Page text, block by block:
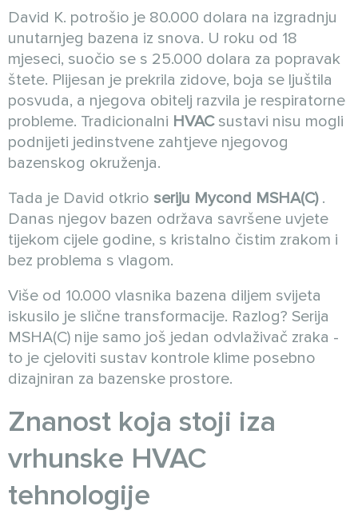
David K. potrošio je 80.000 dolara na izgradnju
unutarnjeg bazena iz snova. U roku od 18
mjeseci, suočio se s 25.000 dolara za popravak
štete. Plijesan je prekrila zidove, boja se ljuštila
posvuda, a njegova obitelj razvila je respiratorne
probleme. Tradicionalni HVACsustavi nisu mogli
podnijeti jedinstvene zahtjeve njegovog
bazenskog okruženja.
Tada je David otkrio seriju Mycond MSHA(C).
Danas njegov bazen održava savršene uvjete
tijekom cijele godine, s kristalno čistim zrakom i
bez problema s vlagom.
Više od 10.000 vlasnika bazena diljem svijeta
iskusilo je slične transformacije. Razlog? Serija
MSHA(C) nije samo još jedan odvlaživač zraka -
to je cjeloviti sustav kontrole klime posebno
dizajniran za bazenske prostore.
Znanost koja stoji iza
vrhunske HVAC
tehnologije